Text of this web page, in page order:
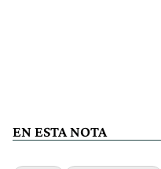
EN ESTA NOTA